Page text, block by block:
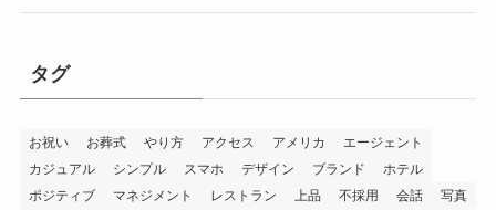
タグ
お祝い お葬式 やり方 アクセス アメリカ
エージェント
カジュアル
シンプル スマホ デザイン ブランド
ホテル
ポジティブ
マネジメント レストラン 上品 不採用 会話 写真